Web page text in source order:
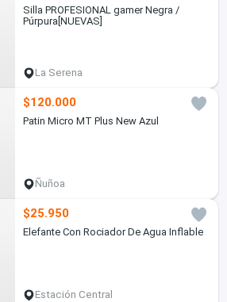
Silla PROFESIONAL gamer Negra /
Púrpura[NUEVAS]
La Serena
$120.000
Patin Micro MT Plus New Azul
Ñuñoa
$25.950
Elefante Con Rociador De Agua Inflable
Estación Central